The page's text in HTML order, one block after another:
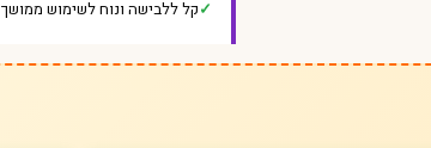
קל ללבישה ונוח לשימוש ממושך